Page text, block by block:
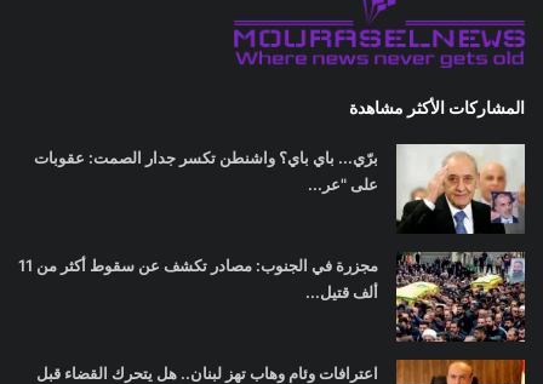
المشاركات الأكثر مشاهدة
برّي... باي باي؟ واشنطن تكسر جدار الصمت: عقوبات
على "عر...
مجزرة في الجنوب: مصادر تكشف عن سقوط أكثر من 11
ألف قتيل...
اعترافات وئام وهاب تهز لبنان.. هل يتحرك القضاء قبل